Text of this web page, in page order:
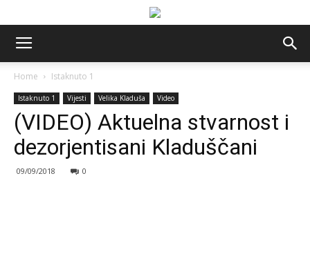
Home Istaknuto 1
Istaknuto 1 Vijesti Velika Kladuša Video
(VIDEO) Aktuelna stvarnost i
dezorjentisani Kladuščani
09/09/2018 0